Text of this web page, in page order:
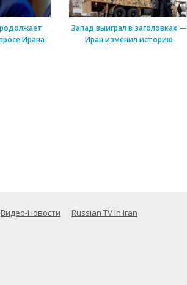
Ирана
Запад выиграл в заголовках —
Иран изменил историю
Видео-Новости Russian TV in Iran